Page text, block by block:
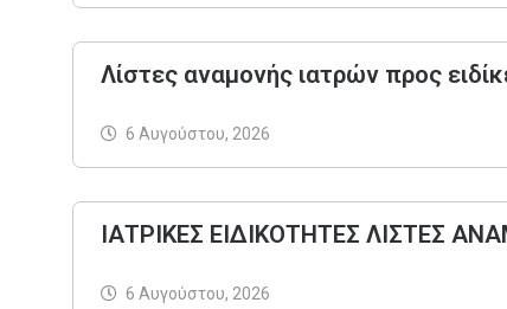
Λίστες αναμονής ιατρών προς
6 Αυγούστου, 2026
ΙΑΤΡΙΚΕΣ ΕΙΔΙΚΟΤΗΤΕΣ ΛΙΣΤΕΣ
6 Αυγούστου, 2026